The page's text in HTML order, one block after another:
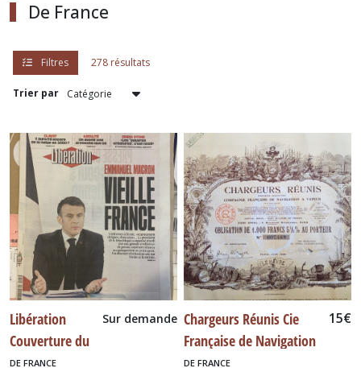
De France
Filtres 278 résultats
Trier par
Libération
Couverture du
17/01/2024
Sur demande
DE FRANCE
Chargeurs Réunis Cie
Française de Navigation
à Vapeur. 1939
15€
DE FRANCE
(278)
de
(27)
Afficher
les
résultats